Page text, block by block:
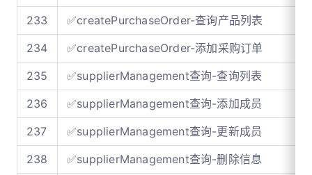
233
✅createPurchaseOrder-查询产品列表
234
✅createPurchaseOrder-添加采购订单
235
✅supplierManagement查询-查询列表
236
✅supplierManagement查询-添加成员
237
✅supplierManagement查询-更新成员
238
✅supplierManagement查询-删除信息